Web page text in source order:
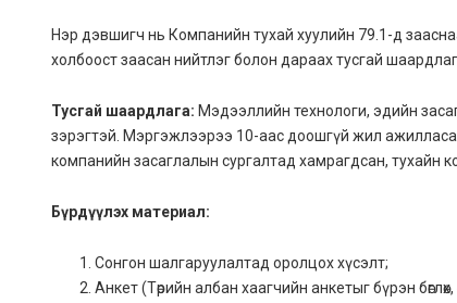
Нэр дэвшигч нь Компанийн тухай хуулийн 79.1-д
холбоост заасан нийтлэг болон дараах тусгай
Тусгай шаардлага: Мэдээллийн технологи, эдийн
зэрэгтэй. Мэргэжлээрээ 10-аас доошгүй жил
компанийн засаглалын сургалтад хамрагдсан, тухайн
Бүрдүүлэх материал:
Сонгон шалгаруулалтад оролцох хүсэлт;
Анкет (Төрийн албан хаагчийн анкетыг бүрэн